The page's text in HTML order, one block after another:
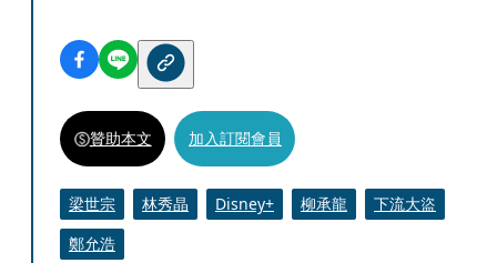
贊助本文 加入訂閱會員
梁世宗 林秀晶 Disney+ 柳承龍
下流大盜
鄭允浩